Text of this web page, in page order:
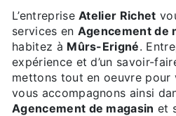
L’entrepriseAtelier Richet
services en Agencement de
habitez à Mûrs-Erigné.
expérience et d’un savoir-
mettons tout en oeuvre pour
vous accompagnons ainsi
Agencement de magasin et